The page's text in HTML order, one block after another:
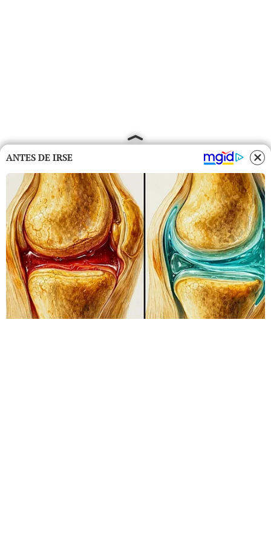
ANTES DE IRSE